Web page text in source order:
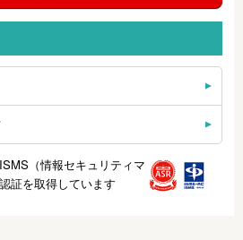
（情報セキュリティマ
証を取得しています